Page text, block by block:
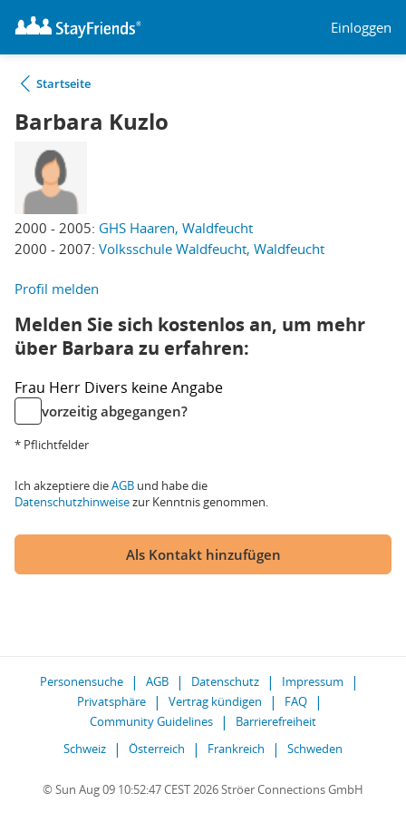
Einloggen
Startseite
Barbara Kuzlo
2000 - 2005: GHS Haaren, Waldfeucht
2000 - 2007: Volksschule Waldfeucht, Waldfeucht
Profil melden
Melden Sie sich kostenlos an, um mehr
über Barbara zu erfahren:
Frau Herr Divers keine Angabe
vorzeitig abgegangen?
* Pflichtfelder
Ich akzeptiere dieAGB und habe die
Datenschutzhinweisezur Kenntnis genommen.
Als Kontakt hinzufügen
Personensuche AGB Datenschutz
Impressum
Privatsphäre
Vertrag kündigen
FAQ
Community Guidelines
Barrierefreiheit
Schweiz
Österreich Frankreich Schweden
© Sun Aug 09 10:52:47 CEST 2026 Ströer Connections GmbH